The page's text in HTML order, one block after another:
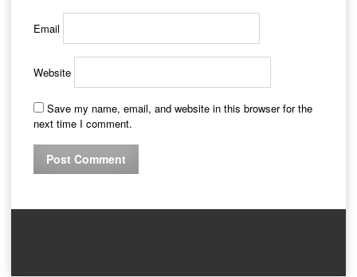
Email
Website
Save my name, email, and website in this browser for the
next time I comment.